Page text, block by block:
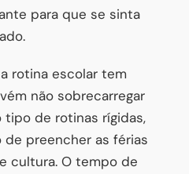
para que se sinta
rotina escolar tem
não sobrecarregar
de rotinas rígidas,
preencher as férias
cultura. O tempo de